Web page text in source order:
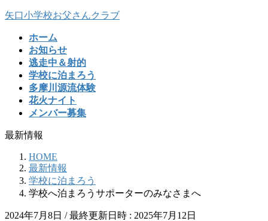
コ
ナ
矢口小学校お父さんクラブ
ホーム
お知らせ
逃走中＆射的
学校に泊まろう
多摩川源流体験
花火ナイト
メンバー募集
最新情報
HOME
最新情報
学校に泊まろう
学校へ泊まろうサポーターのみなさまへ
2024年7月8日 / 最終更新日時 : 2025年7月12日